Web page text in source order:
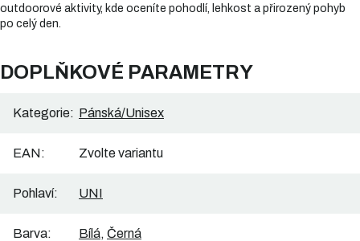
outdoorové aktivity, kde oceníte pohodlí, lehkost a přirozený pohyb
po celý den.
DOPLŇKOVÉ PARAMETRY
Kategorie: Pánská/Unisex
EAN: Zvolte variantu
Pohlaví: UNI
Barva: Bílá, Černá